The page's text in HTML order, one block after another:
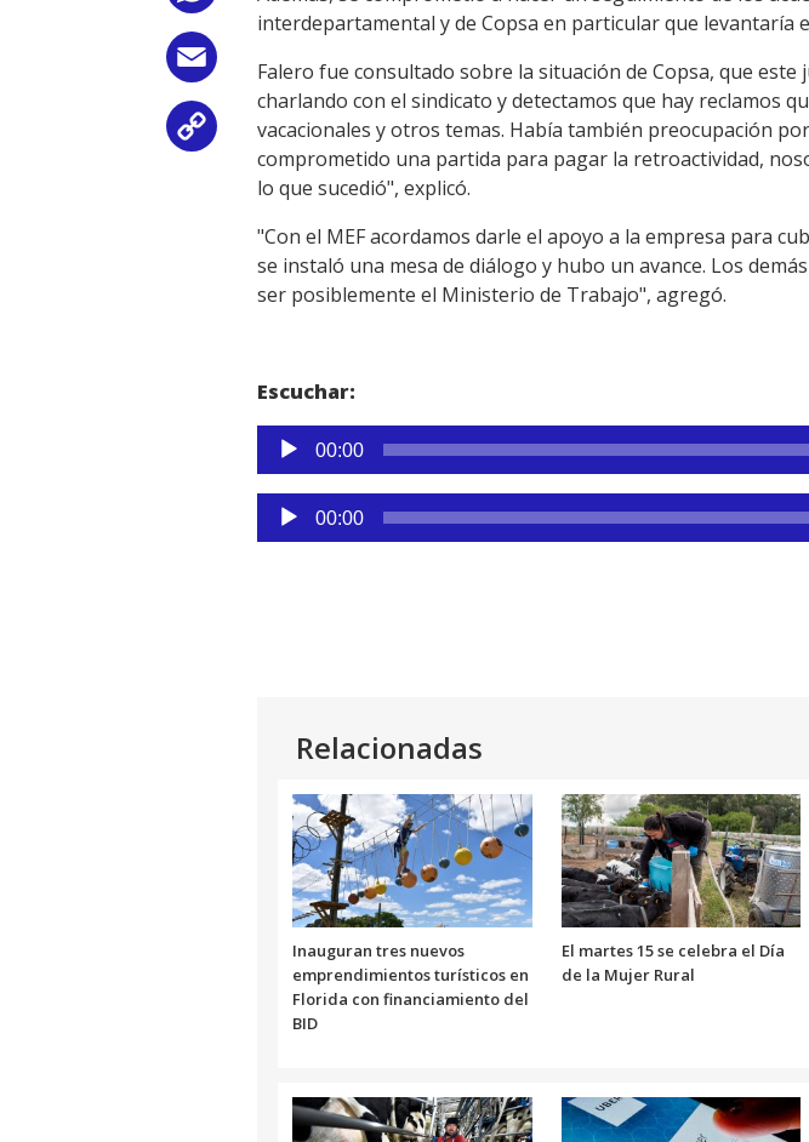
Email
Copy
Link
interdepartamental y de Copsa en particular que levantaría
Falero fue consultado sobre la situación de Copsa, que
charlando con el sindicato y detectamos que hay reclamos
vacacionales y otros temas. Había también preocupación
comprometido una partida para pagar la retroactividad,
lo que sucedió", explicó.
"Con el MEF acordamos darle el apoyo a la empresa para
se instaló una mesa de diálogo y hubo un avance. Los
ser posiblemente el Ministerio de Trabajo", agregó.
Escuchar:
Reproductor
de
audio
00:00
Reproductor
de
00:00
Relacionadas
Inauguran tres nuevos
emprendimientos turísticos en
Florida con financiamiento del
BID
El martes 15 se celebra el Día
de la Mujer Rural